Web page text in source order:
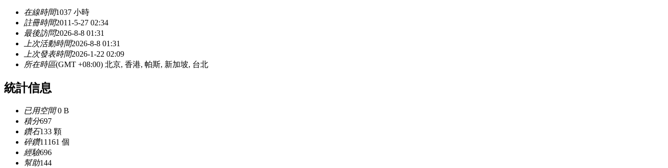
在線時間1037 小時
註冊時間2011-5-27 02:34
最後訪問2026-8-8 01:31
上次活動時間2026-8-8 01:31
上次發表時間2026-1-22 02:09
所在時區(GMT +08:00) 北京, 香港, 帕斯, 新加坡, 台北
統計信息
已用空間0 B
積分697
鑽石133 顆
碎鑽11161 個
經驗696
幫助144